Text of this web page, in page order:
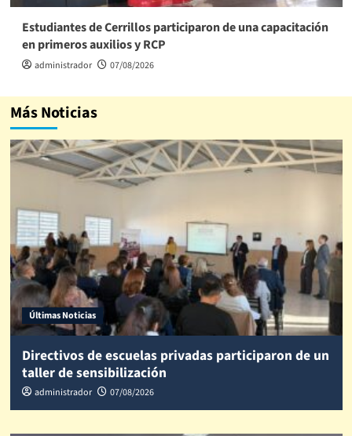
Estudiantes de Cerrillos participaron de una capacitación
en primeros auxilios y RCP
administrador 07/08/2026
Más Noticias
Últimas Noticias
Directivos de escuelas privadas participaron de un
taller de sensibilización
administrador 07/08/2026